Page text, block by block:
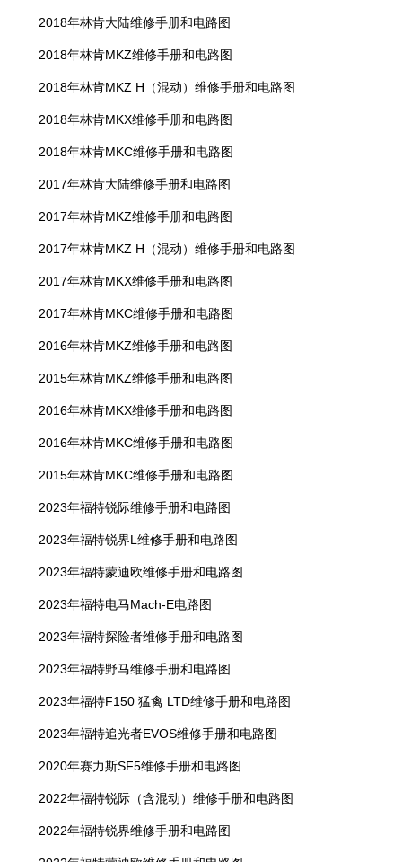
2018年林肯大陆维修手册和电路图
2018年林肯MKZ维修手册和电路图
2018年林肯MKZ H（混动）维修手册和电路图
2018年林肯MKX维修手册和电路图
2018年林肯MKC维修手册和电路图
2017年林肯大陆维修手册和电路图
2017年林肯MKZ维修手册和电路图
2017年林肯MKZ H（混动）维修手册和电路图
2017年林肯MKX维修手册和电路图
2017年林肯MKC维修手册和电路图
2016年林肯MKZ维修手册和电路图
2015年林肯MKZ维修手册和电路图
2016年林肯MKX维修手册和电路图
2016年林肯MKC维修手册和电路图
2015年林肯MKC维修手册和电路图
2023年福特锐际维修手册和电路图
2023年福特锐界L维修手册和电路图
2023年福特蒙迪欧维修手册和电路图
2023年福特电马Mach-E电路图
2023年福特探险者维修手册和电路图
2023年福特野马维修手册和电路图
2023年福特F150 猛禽 LTD维修手册和电路图
2023年福特追光者EVOS维修手册和电路图
2020年赛力斯SF5维修手册和电路图
2022年福特锐际（含混动）维修手册和电路图
2022年福特锐界维修手册和电路图